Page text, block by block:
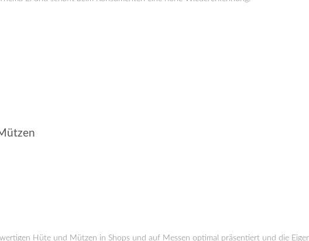
Hüte und Mützen in Shops und auf Messen optimal präsentiert und die